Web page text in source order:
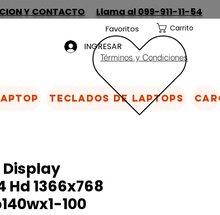
Y CONTACTO Llama al 099-911-11-54
Favoritos Carrito
Términos y Condiciones
INGRESAR
Hd 1366x768
100
Teclados de laptops